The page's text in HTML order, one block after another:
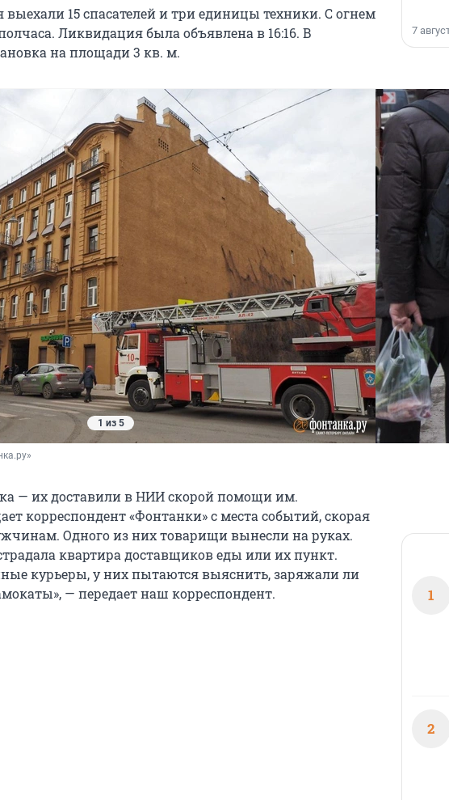
15 спасателей и три единицы техники. С огнем
Ликвидация была объявлена в 16:16. В
на площади 3 кв. м.
1 из 5
— их доставили в НИИ скорой помощи им.
корреспондент «Фонтанки» с места событий, скорая
Одного из них товарищи вынесли на руках.
квартира доставщиков еды или их пункт.
курьеры, у них пытаются выяснить, заряжали ли
— передает наш корреспондент.
7
1
2